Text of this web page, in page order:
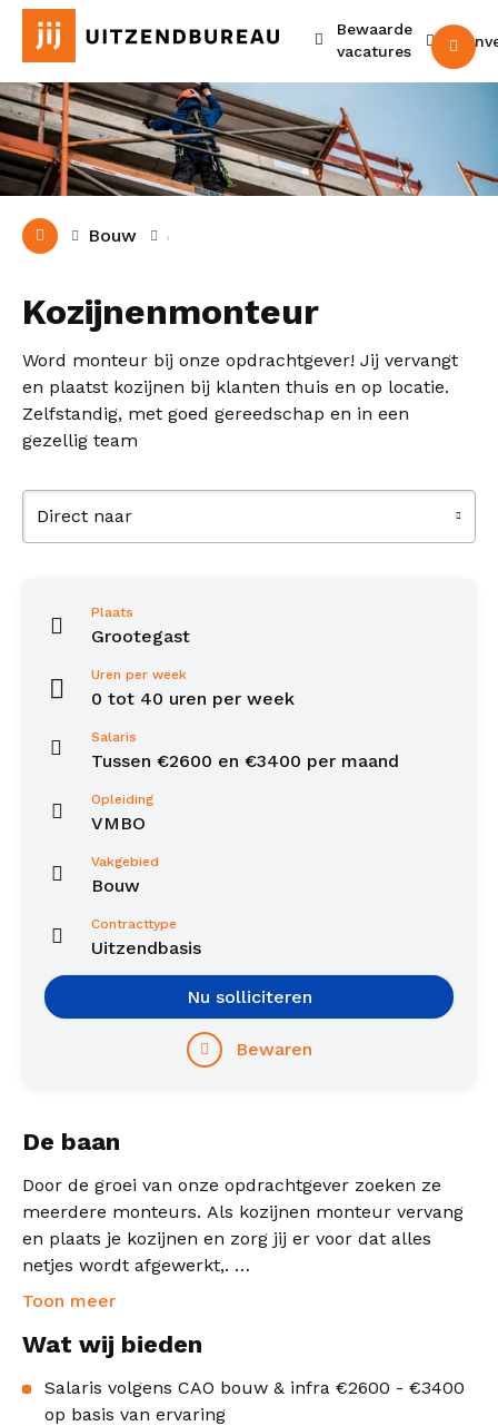
Bewaarde
vacatures
Bouw
Kozijnenmonteur
Word monteur bij onze opdrachtgever! Jij vervangt
en plaatst kozijnen bij klanten thuis en op locatie.
Zelfstandig, met goed gereedschap en in een
gezellig team
Direct naar
Plaats
Grootegast
Uren per week
0 tot 40 uren per week
Salaris
Tussen €2600 en €3400 per maand
Opleiding
VMBO
Vakgebied
Bouw
Contracttype
Uitzendbasis
Nu solliciteren
Bewaren
De baan
Door de groei van onze opdrachtgever zoeken ze
meerdere monteurs. Als kozijnen monteur vervang
en plaats je kozijnen en zorg jij er voor dat alles
netjes wordt afgewerkt,.
Je werkt zelfstandig, maar staat er nooit alleen voor.
kaartje voor het bedrijf!
Waarom dit werk bij jou past:
Toon meer
Wat wij bieden
Salaris volgens CAO bouw & infra €2600 - €3400
op basis van ervaring